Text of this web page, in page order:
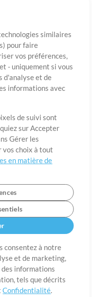
similaires
pour faire
vos préférences,
- uniquement si vous
d'analyse et de
informations avec
de suivi sont
sur Accepter
Gérer les
vos choix à tout
en matière de
consentez à notre
et de marketing,
informations
tels que décrits
Confidentialité.
Préférences en
Contact
droits réservés.